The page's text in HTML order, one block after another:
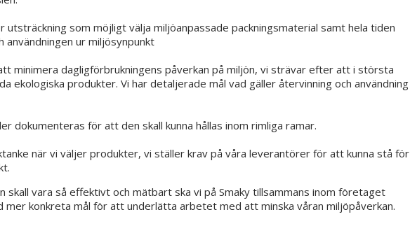
som möjligt välja miljöanpassade packningsmaterial samt hela tiden
ur miljösynpunkt
minimera dagligförbrukningens påverkan på miljön, vi strävar efter att i största
ekologiska produkter. Vi har detaljerade mål vad gäller återvinning och användning
dokumenteras för att den skall kunna hållas inom rimliga ramar.
när vi väljer produkter, vi ställer krav på våra leverantörer för att kunna stå för
vara så effektivt och mätbart ska vi på Smaky tillsammans inom företaget
mer konkreta mål för att underlätta arbetet med att minska våran miljöpåverkan.